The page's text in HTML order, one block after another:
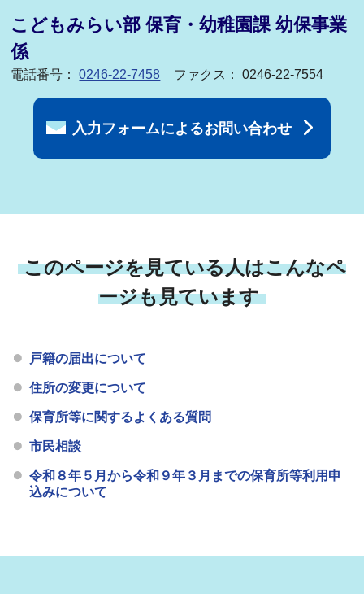
こどもみらい部 保育・幼稚園課 幼保事業
係
電話番号：0246-22-7458 ファクス： 0246-22-7554
入力フォームによるお問い合わせ
このページを見ている人はこんなペ
ージも見ています
戸籍の届出について
住所の変更について
保育所等に関するよくある質問
市民相談
令和８年５月から令和９年３月までの保育所等利用申
込みについて